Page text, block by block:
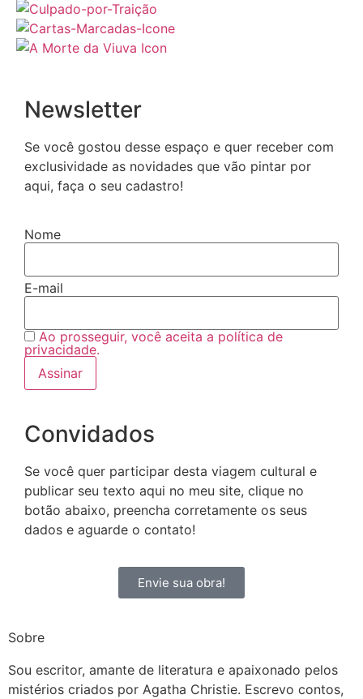
Newsletter
Se você gostou desse espaço e quer receber com
exclusividade as novidades que vão pintar por
aqui, faça o seu cadastro!
Nome
E-mail
Ao prosseguir, você aceita a política de
privacidade.
Convidados
Se você quer participar desta viagem cultural e
publicar seu texto aqui no meu site, clique no
botão abaixo, preencha corretamente os seus
dados e aguarde o contato!
Envie sua obra!
Sobre
Sou escritor, amante de literatura e apaixonado pelos
mistérios criados por Agatha Christie. Escrevo contos,